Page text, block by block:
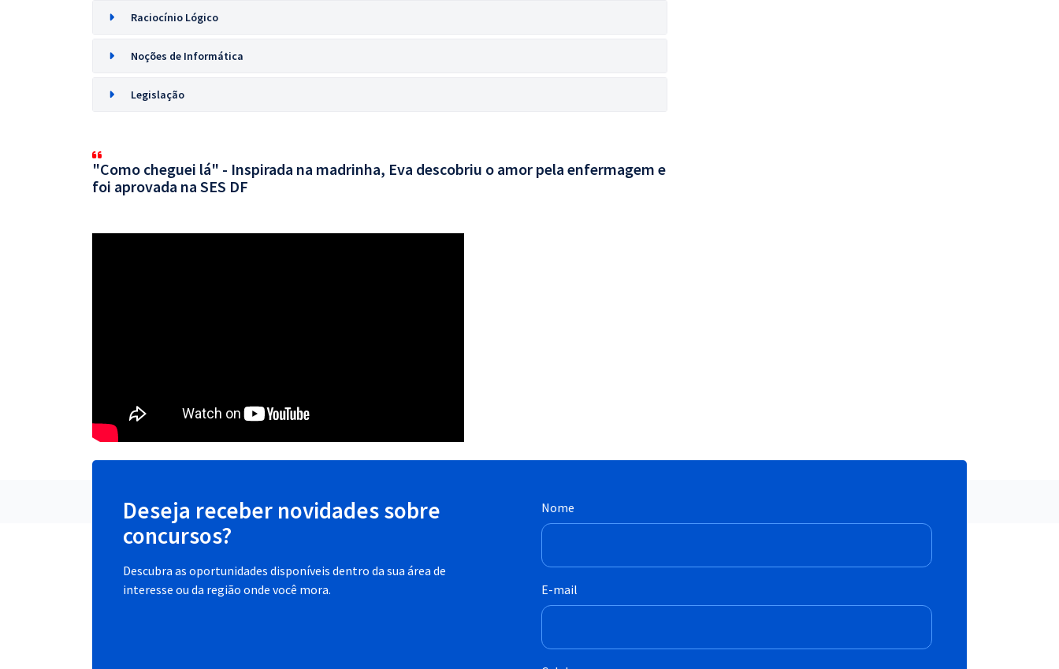
Raciocínio Lógico
Noções de Informática
Legislação
"Como cheguei lá" - Inspirada na madrinha, Eva descobriu o amor pela enfermagem e
foi aprovada na SES DF
Deseja receber novidades sobre
concursos?
Descubra as oportunidades disponíveis dentro da sua área de
interesse ou da região onde você mora.
Nome
E-mail